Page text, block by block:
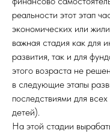
реальности этот этап
экономических или
важная стадия как для
развития, так и для
этого возраста не
в следующие этапы
последствиями для
детей).
На этой стадии